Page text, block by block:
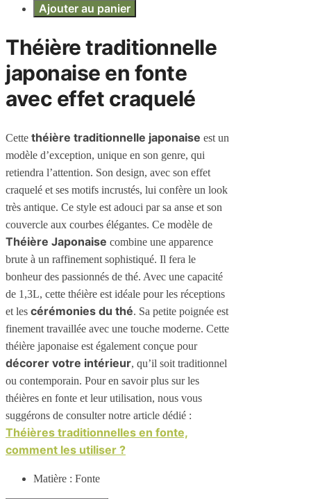
Ajouter au panier
Théière traditionnelle
japonaise en fonte
avec effet craquelé
Cette théière traditionnelle japonaise est un
modèle d’exception, unique en son genre, qui
retiendra l’attention. Son design, avec son effet
craquelé et ses motifs incrustés, lui confère un look
très antique. Ce style est adouci par sa anse et son
couvercle aux courbes élégantes. Ce modèle de
Théière Japonaise combine une apparence
brute à un raffinement sophistiqué. Il fera le
bonheur des passionnés de thé. Avec une capacité
de 1,3L, cette théière est idéale pour les réceptions
et les cérémonies du thé. Sa petite poignée est
finement travaillée avec une touche moderne. Cette
théière japonaise est également conçue pour
décorer votre intérieur, qu’il soit traditionnel
ou contemporain. Pour en savoir plus sur les
théières en fonte et leur utilisation, nous vous
suggérons de consulter notre article dédié :
Théières traditionnelles en fonte,
comment les utiliser ?
Matière : Fonte